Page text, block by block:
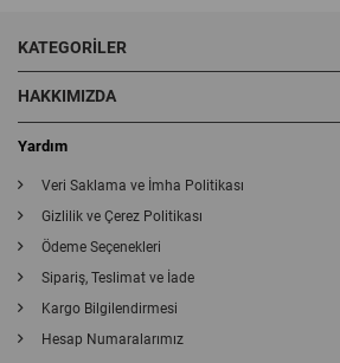
KATEGORILER
HAKKIMIZDA
Yardım
Veri Saklama ve İmha Politikası
Gizlilik ve Çerez Politikası
Ödeme Seçenekleri
Sipariş, Teslimat ve İade
Kargo Bilgilendirmesi
Hesap Numaralarımız